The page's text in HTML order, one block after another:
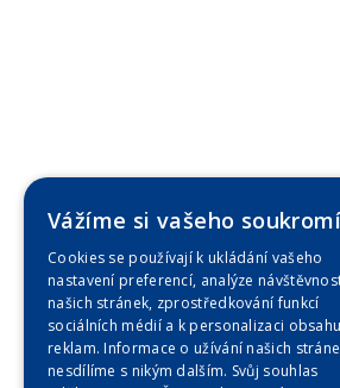
Vážíme si vašeho
Cookies se používají k ukládání vašeho
nastavení preferencí, analýze
našich stránek, zprostředkování funkcí
sociálních médií a k personalizaci
reklam. Informace o užívání našich
nesdílíme s nikým dalším. Svůj souhlas